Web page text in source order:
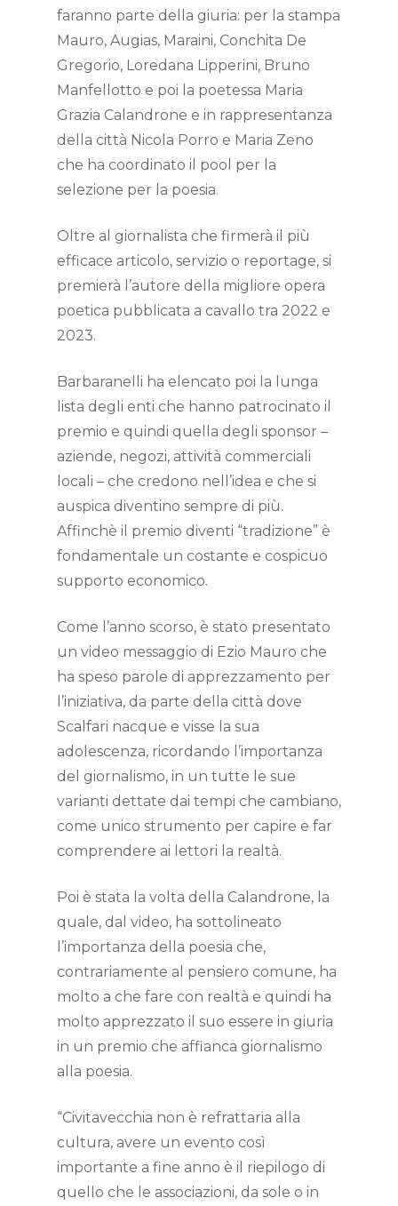
faranno parte della giuria: per la stampa
Mauro, Augias, Maraini, Conchita De
Gregorio, Loredana Lipperini, Bruno
Manfellotto e poi la poetessa Maria
Grazia Calandrone e in rappresentanza
della città Nicola Porro e Maria Zeno
che ha coordinato il pool per la
selezione per la poesia.
Oltre al giornalista che firmerà il più
efficace articolo, servizio o reportage, si
premierà l’autore della migliore opera
poetica pubblicata a cavallo tra 2022 e
2023.
Barbaranelli ha elencato poi la lunga
lista degli enti che hanno patrocinato il
premio e quindi quella degli sponsor –
aziende, negozi, attività commerciali
locali – che credono nell’idea e che si
auspica diventino sempre di più.
Affinchè il premio diventi “tradizione” è
fondamentale un costante e cospicuo
supporto economico.
Come l’anno scorso, è stato presentato
un video messaggio di Ezio Mauro che
ha speso parole di apprezzamento per
l’iniziativa, da parte della città dove
Scalfari nacque e visse la sua
adolescenza, ricordando l’importanza
del giornalismo, in un tutte le sue
varianti dettate dai tempi che cambiano,
come unico strumento per capire e far
comprendere ai lettori la realtà.
Poi è stata la volta della Calandrone, la
quale, dal video, ha sottolineato
l’importanza della poesia che,
contrariamente al pensiero comune, ha
molto a che fare con realtà e quindi ha
molto apprezzato il suo essere in giuria
in un premio che affianca giornalismo
alla poesia.
“Civitavecchia non è refrattaria alla
cultura, avere un evento così
importante a fine anno è il riepilogo di
quello che le associazioni, da sole o in